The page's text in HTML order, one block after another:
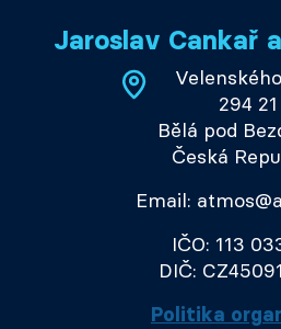
Jaroslav Cankař
294 21
Bělá pod
Česká
Email:
IČO: 113
DIČ:
Politika